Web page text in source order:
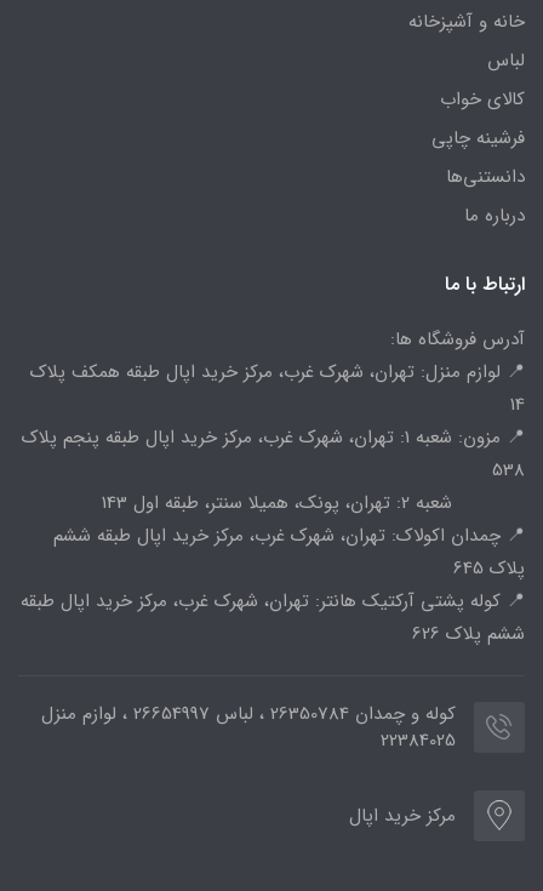
خانه و آشپزخانه
لباس
کالای خواب
فرشینه چاپی
دانستنی‌ها
درباره ما
ارتباط با ما
آدرس فروشگاه ها:
📍 لوازم منزل: تهران، شهرک غرب، مرکز خرید اپال طبقه همکف پلاک
14
📍 مزون: شعبه 1: تهران، شهرک غرب، مرکز خرید اپال طبقه پنجم پلاک
538
شعبه 2: تهران، پونک، همیلا سنتر، طبقه اول 143
📍 چمدان اکولاک: تهران، شهرک غرب، مرکز خرید اپال طبقه ششم
پلاک 645
📍 کوله پشتی آرکتیک هانتر: تهران، شهرک غرب، مرکز خرید اپال طبقه
ششم پلاک 626
کوله و چمدان 26350784 ، لباس 26654997 ، لوازم منزل
22384025
مرکز خرید اپال